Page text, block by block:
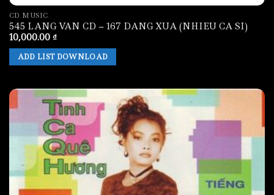
CD MUSIC
545 LANG VAN CD – 167 DANG XUA (NHIEU CA SI)
10,000.00 ₫
ADD LIST DOWNLOAD